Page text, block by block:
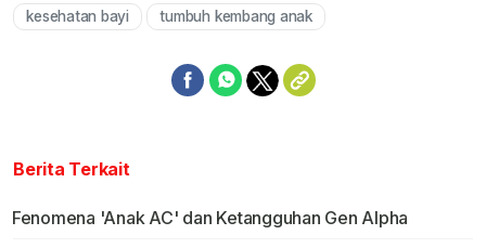
kesehatan bayi tumbuh kembang anak
Berita Terkait
Fenomena 'Anak AC' dan Ketangguhan Gen Alpha